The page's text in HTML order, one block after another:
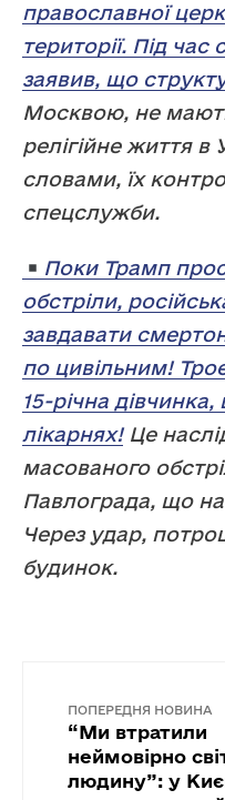
православної
території. Під час
заявив, що
Москвою, не
релігійне життя в
словами, їх
спецслужби.
Поки Трамп
обстріли,
завдавати
по цивільним!
15-річна
лікарнях!Це
масованого
Павлограда, що
Через удар,
будинок.
ПОПЕРЕДНЯ НОВИНА
“Ми втратили
неймовірно
людину”: у